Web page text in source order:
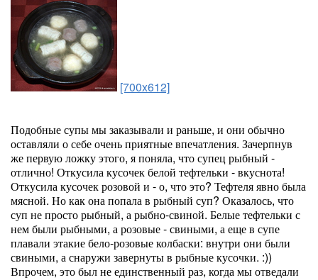
[700x612]
Подобные супы мы заказывали и раньше, и они обычно
оставляли о себе очень приятные впечатления. Зачерпнув
же первую ложку этого, я поняла, что супец рыбный -
отлично! Откусила кусочек белой тефтельки - вкуснота!
Откусила кусочек розовой и - о, что это? Тефтеля явно была
мясной. Но как она попала в рыбный суп? Оказалось, что
суп не просто рыбный, а рыбно-свиной. Белые тефтельки с
нем были рыбными, а розовые - свиными, а еще в супе
плавали этакие бело-розовые колбаски: внутри они были
свиными, а снаружи завернуты в рыбные кусочки. :))
Впрочем, это был не единственный раз, когда мы отведали